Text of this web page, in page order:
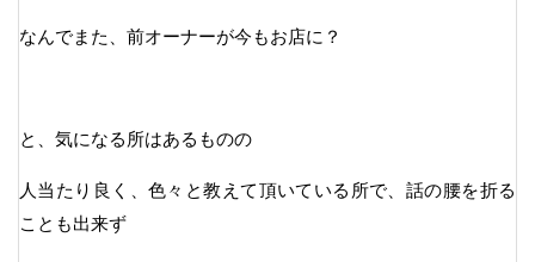
なんでまた、前オーナーが今もお店に？
と、気になる所はあるものの
人当たり良く、色々と教えて頂いている所で、話の腰を折る
ことも出来ず